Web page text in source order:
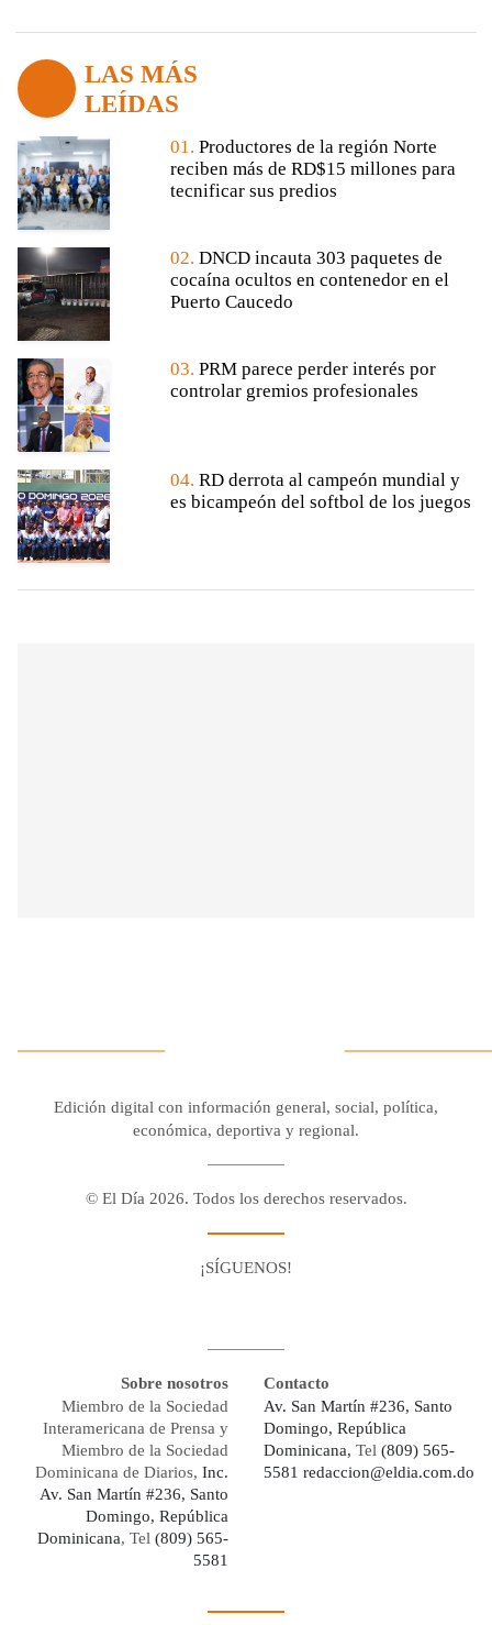
LAS MÁS
LEÍDAS
01. Productores de la región Norte
reciben más de RD$15 millones para
tecnificar sus predios
02. DNCD incauta 303 paquetes de
cocaína ocultos en contenedor en el
Puerto Caucedo
03. PRM parece perder interés por
controlar gremios profesionales
04. RD derrota al campeón mundial y
es bicampeón del softbol de los juegos
Edición digital con información general, social, política,
económica, deportiva y regional.
© El Día 2026. Todos los derechos reservados.
¡SÍGUENOS!
Sobre nosotros
Miembro de la Sociedad
Interamericana de Prensa y
Miembro de la Sociedad
Dominicana de Diarios, Inc.
Av. San Martín #236, Santo
Domingo, República
Dominicana, Tel (809) 565-
5581
Contacto
Av. San Martín #236, Santo
Domingo, República
Dominicana, Tel (809) 565-
5581 redaccion@eldia.com.do